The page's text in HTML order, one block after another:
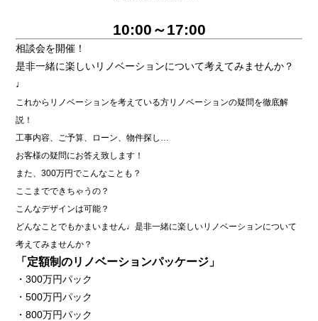
10:00～17:00
相談会を開催！
是非一緒に楽しいリノベーションについて考えてみませんか？
♩
これからリノベーションを考えている方リノベーションの疑問を徹底解
説！
工事内容、ご予算、ローン、物件探し…
お客様の疑問にお答え致します！
また、300万円でこんなことも？
ここまでできちゃうの？
こんなデザインは可能？
どんなことでもかまいません♩是非一緒に楽しいリノベーションについて
考えてみませんか？
「定額制のリノベーションパッケージ」
・300万円パック
・500万円パック
・800万円パック